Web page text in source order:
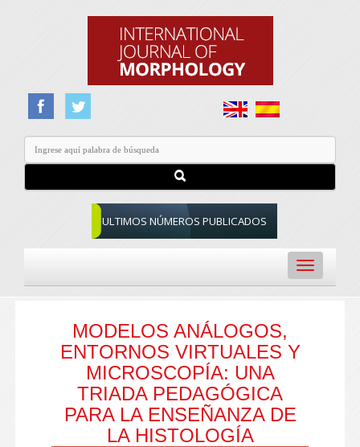
ULTIMOS NÚMEROS PUBLICADOS
Toggle
navigation
MODELOS ANÁLOGOS,
ENTORNOS VIRTUALES Y
MICROSCOPÍA: UNA
TRIADA PEDAGÓGICA
PARA LA ENSEÑANZA DE
LA HISTOLOGÍA